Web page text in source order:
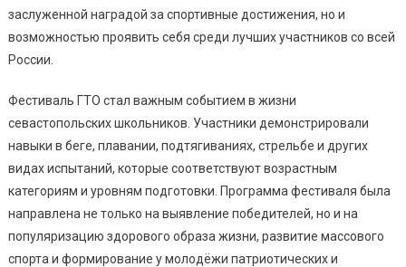
заслуженной наградой за спортивные достижения, но и
возможностью проявить себя среди лучших участников со всей
России.
Фестиваль ГТО стал важным событием в жизни
севастопольских школьников. Участники демонстрировали
навыки в беге, плавании, подтягиваниях, стрельбе и других
видах испытаний, которые соответствуют возрастным
категориям и уровням подготовки. Программа фестиваля была
направлена не только на выявление победителей, но и на
популяризацию здорового образа жизни, развитие массового
спорта и формирование у молодёжи патриотических и